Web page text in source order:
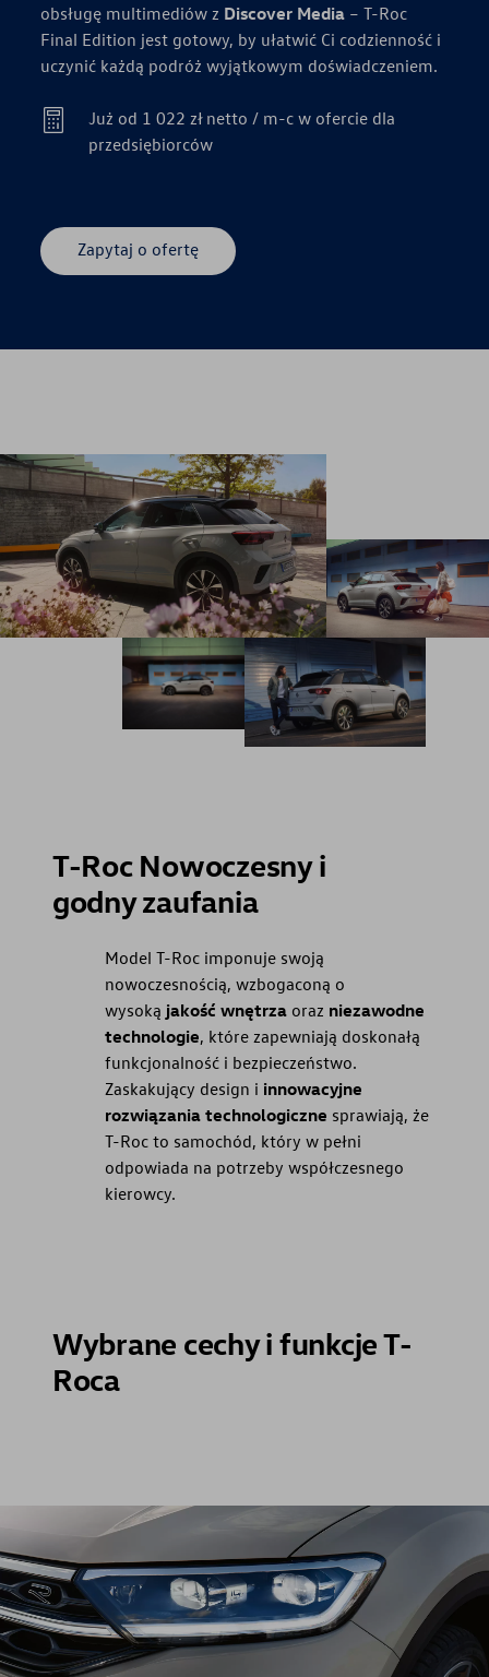
obsługę multimediów z Discover Media – T-Roc
Final Edition jest gotowy, by ułatwić Ci codzienność i
uczynić każdą podróż wyjątkowym doświadczeniem.
Już od 1 022 zł netto / m-c w ofercie dla
przedsiębiorców
Zapytaj o ofertę
T-Roc Nowoczesny i
godny zaufania
Model T-Roc imponuje swoją
nowoczesnością, wzbogaconą o
wysoką jakość wnętrza oraz niezawodne
technologie, które zapewniają doskonałą
funkcjonalność i bezpieczeństwo.
Zaskakujący design i innowacyjne
rozwiązania technologiczne sprawiają, że
T-Roc to samochód, który w pełni
odpowiada na potrzeby współczesnego
kierowcy.
Wybrane cechy i funkcje T-
Roca